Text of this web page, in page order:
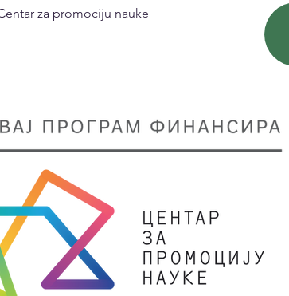
za promociju nauke